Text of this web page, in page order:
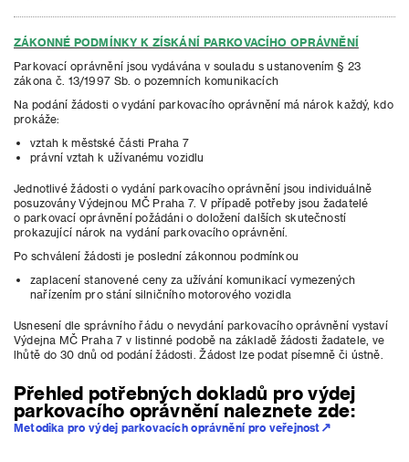
ZÁKONNÉ PODMÍNKY K ZÍSKÁNÍ PARKOVACÍHO OPRÁVNĚNÍ
Parkovací oprávnění jsou vydávána v souladu s ustanovením § 23
zákona č. 13/1997 Sb. o pozemních komunikacích
Na podání žádosti o vydání parkovacího oprávnění má nárok každý, kdo
prokáže:
vztah k městské části Praha 7
právní vztah k užívanému vozidlu
Jednotlivé žádosti o vydání parkovacího oprávnění jsou individuálně
posuzovány Výdejnou MČ Praha 7. V případě potřeby jsou žadatelé
o parkovací oprávnění požádáni o doložení dalších skutečností
prokazující nárok na vydání parkovacího oprávnění.
Po schválení žádosti je poslední zákonnou podmínkou
zaplacení stanovené ceny za užívání komunikací vymezených
nařízením pro stání silničního motorového vozidla
Usnesení dle správního řádu o nevydání parkovacího oprávnění vystaví
Výdejna MČ Praha 7 v listinné podobě na základě žádosti žadatele, ve
lhůtě do 30 dnů od podání žádosti. Žádost lze podat písemně či ústně.
Přehled potřebných dokladů pro výdej
parkovacího oprávnění naleznete zde:
Metodika pro výdej parkovacích oprávnění pro veřejnost